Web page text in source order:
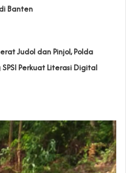
Banten
Judol dan Pinjol, Polda
Perkuat Literasi Digital